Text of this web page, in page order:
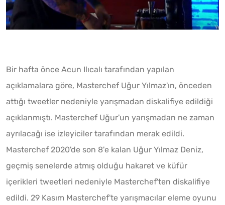
Bir hafta önce Acun Ilıcalı tarafından yapılan
açıklamalara göre, Masterchef Uğur Yılmaz'ın, önceden
attığı tweetler nedeniyle yarışmadan diskalifiye edildiği
açıklanmıştı. Masterchef Uğur'un yarışmadan ne zaman
ayrılacağı ise izleyiciler tarafından merak edildi.
Masterchef 2020'de son 8'e kalan Uğur Yılmaz Deniz,
geçmiş senelerde atmış olduğu hakaret ve küfür
içerikleri tweetleri nedeniyle Masterchef'ten diskalifiye
edildi. 29 Kasım Masterchef'te yarışmacılar eleme oyunu